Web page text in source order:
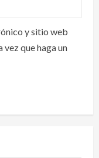
y sitio web
que haga un